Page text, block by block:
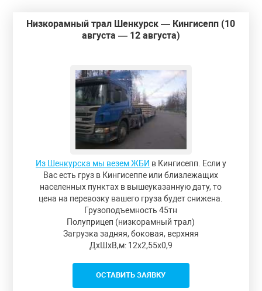
Низкорамный трал Шенкурск — Кингисепп (10
августа — 12 августа)
Из Шенкурска мы везем ЖБИ в Кингисепп. Если у
Вас есть груз в Кингисеппе или близлежащих
населенных пунктах в вышеуказанную дату, то
цена на перевозку вашего груза будет снижена.
Грузоподъемность 45тн
Полуприцеп (низкорамный трал)
Загрузка задняя, боковая, верхняя
ДxШxВ,м: 12x2,55x0,9
ОСТАВИТЬ ЗАЯВКУ